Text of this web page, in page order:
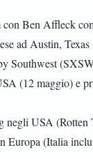
Ben Affleck
ad Austin,
Southwest
(12 maggio) e
negli USA (Rotten
Europa (Italia